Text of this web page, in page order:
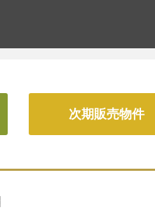
次期販売物件